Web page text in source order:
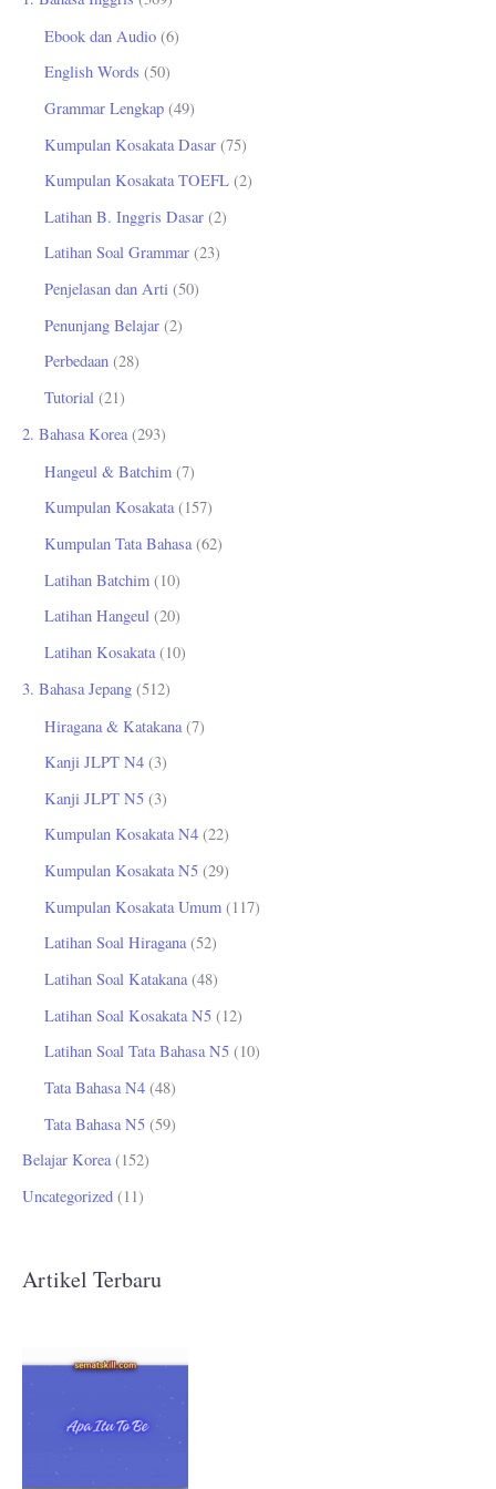
Ebook dan Audio (6)
English Words (50)
Grammar Lengkap (49)
Kumpulan Kosakata Dasar (75)
Kumpulan Kosakata TOEFL (2)
Latihan B. Inggris Dasar (2)
Latihan Soal Grammar (23)
Penjelasan dan Arti (50)
Penunjang Belajar (2)
Perbedaan (28)
Tutorial (21)
2. Bahasa Korea (293)
Hangeul & Batchim (7)
Kumpulan Kosakata(157)
Kumpulan Tata Bahasa(62)
Latihan Batchim (10)
Latihan Hangeul (20)
Latihan Kosakata(10)
3. Bahasa Jepang (512)
Hiragana & Katakana (7)
Kanji JLPT N4 (3)
Kanji JLPT N5 (3)
Kumpulan Kosakata N4 (22)
Kumpulan Kosakata N5 (29)
Kumpulan Kosakata Umum (117)
Latihan Soal Hiragana(52)
Latihan Soal Katakana(48)
Latihan Soal Kosakata N5 (12)
Latihan Soal Tata Bahasa N5 (10)
Tata Bahasa N4 (48)
Tata Bahasa N5 (59)
Belajar Korea(152)
Uncategorized (11)
Artikel Terbaru